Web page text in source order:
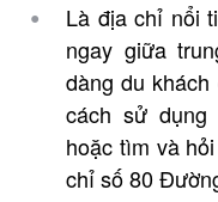
Là địa chỉ nổi
ngay giữa
dàng du
cách sử
hoặc tìm và
chỉ số 80